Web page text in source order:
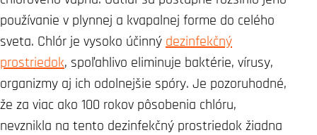
používanie v plynnej a kvapalnej forme do celého
sveta. Chlór je vysoko účinný dezinfekčný
prostriedok, spoľahlivo eliminuje baktérie, vírusy,
organizmy aj ich odolnejšie spóry. Je pozoruhodné,
že za viac ako 100 rokov pôsobenia chlóru,
nevznikla na tento dezinfekčný prostriedok žiadna